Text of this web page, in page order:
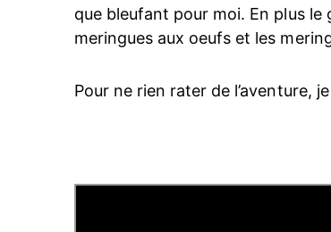
que bleufant pour moi. En plus le
meringues aux oeufs et les
Pour ne rien rater de l’aventure,